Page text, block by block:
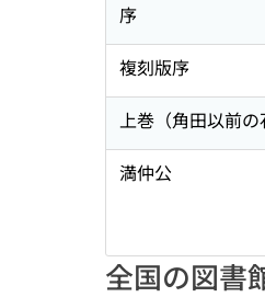
序
複刻版序
上巻（角田以前の
満仲公
全国の図書